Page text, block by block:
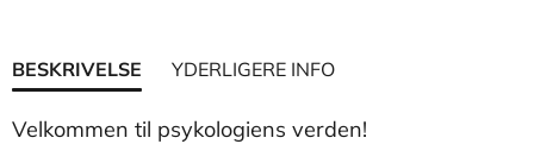
BESKRIVELSE YDERLIGERE INFO
Velkommen til psykologiens verden!